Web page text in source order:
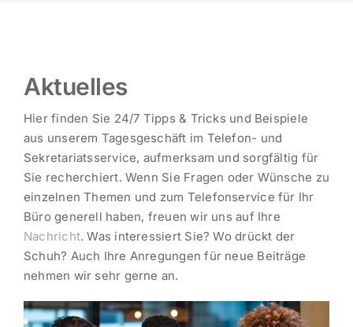
Aktuelles
Hier finden Sie 24/7 Tipps & Tricks und Beispiele
aus unserem Tagesgeschäft im Telefon- und
Sekretariatsservice, aufmerksam und sorgfältig für
Sie recherchiert. Wenn Sie Fragen oder Wünsche zu
einzelnen Themen und zum Telefonservice für Ihr
Büro generell haben, freuen wir uns auf Ihre
Nachricht. Was interessiert Sie? Wo drückt der
Schuh? Auch Ihre Anregungen für neue Beiträge
nehmen wir sehr gerne an.